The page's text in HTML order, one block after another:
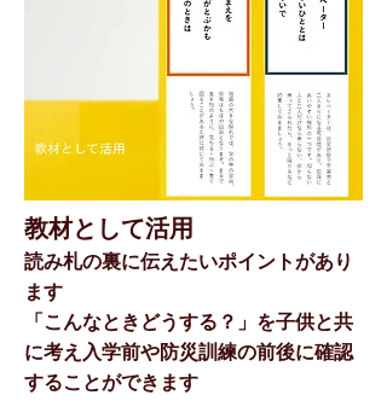
教材として活用
読み札の裏に伝えたいポイントがあり
ます
「こんなときどうする？」を子供と共
に考え入学前や防災訓練の前後に確認
することができます